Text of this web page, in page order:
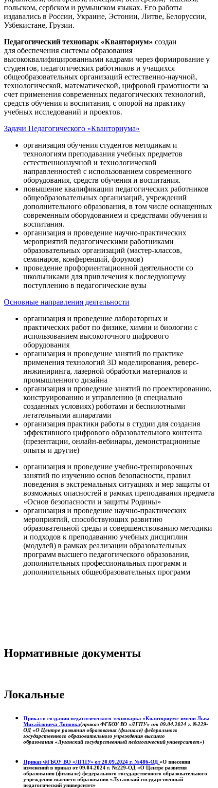
польском, сербском и румынском языках. Его работы
издавались в России, Украине, Эстонии, Литве, Белоруссии,
Узбекистане, Грузии.
Педагогический технопарк «Кванториум» создан
для обеспечения системы образования
высококвалифицированными кадрами через формирование у
студентов, педагогических работников и учащихся
общеобразовательных организаций естественно-научной,
технологической, математической, цифровой грамотности за
счет применения современных педагогических технологий,
средств обучения и воспитания, с опорой на практику
учебных исследований и проектов.
Задачи Педагогического «Кванториума»
организация обучения студентов методикам и
технологиям преподавания учебных предметов
естественнонаучной и технологической
направленностей с использованием современного
оборудования, средств обучения и воспитания.
повышение квалификации педагогических работников
общеобразовательных организаций, учреждений
дополнительного образования, в том числе оснащенных
современным оборудованием и средствами обучения и
воспитания.
организация и проведение научно-практических
мероприятий педагогическими работниками
образовательных организаций (мастер-классов,
семинаров, конференций, форумов)
проведение профориентационной деятельности со
школьниками для привлечения к последующему
поступлению в педагогические вузы
Основные направления деятельности
организация и проведение лабораторных и
практических работ по физике, химии и биологии с
использованием высокоточного цифрового
оборудования
организация и проведение занятий по практике
применения технологий 3D моделирования, реверс-
инжиниринга, лазерной обработки материалов и
промышленного дизайна
организация и проведение занятий по проектированию,
конструированию и управлению (в специально
созданных условиях) роботами и беспилотными
летательными аппаратами
организация практики работы в студии для создания
эффективного цифрового образовательного контента
(презентации, онлайн-вебинары, демонстрационные
опыты и другие)
организация и проведение учебно-тренировочных
занятий по изучению основ безопасности, правил
поведения в экстремальных ситуациях и мер защиты от
возможных опасностей в рамках преподавания предмета
«Основ безопасности и защиты Родины»
организация и проведение научно-практических
мероприятий, способствующих развитию
образовательной среды и совершенствованию методики
и подходов к преподаванию учебных дисциплин
(модулей) в рамках реализации образовательных
программ высшего педагогического образования,
дополнительных профессиональных программ и
дополнительных общеобразовательных программ
Нормативные документы
Локальные
Приказ о создании педагогического технопарка «Кванториум» имени Льва
Михайловича Лоповка(приказ ФГБОУ ВО «ЛГПУ» от 09.04.2024 г. №229-
ОД «О Центре развития образования (филиале) федерального
государственного образовательного учреждения высшего
образования «Луганский государственный педагогический университет»)
Приказ ФГБОУ ВО «ЛГПУ» от 20.09.2024 г. №486-ОД «О внесении
изменений в приказ от 09.04.2024 г. №229-ОД «О Центре развития
образования (филиале) федерального государственного образовательного
учреждения высшего образования «Луганский государственный
педагогический университет»